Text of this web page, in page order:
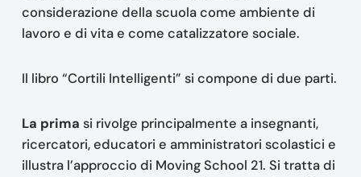
considerazione della scuola come ambiente di
lavoro e di vita e come catalizzatore sociale.
Il libro “Cortili Intelligenti” si compone di due parti.
La prima si rivolge principalmente a insegnanti,
ricercatori, educatori e amministratori scolastici e
illustra l’approccio di Moving School 21. Si tratta di